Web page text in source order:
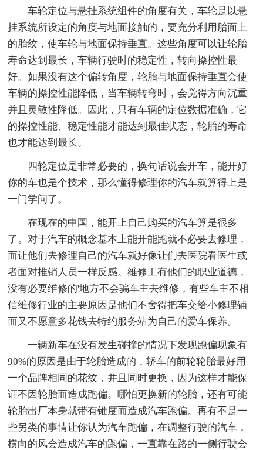
车轮定位与悬挂系统组件的角度有关，车轮是以悬
挂系统所设定的角度与地面接触的，要充分利用胎面上
的胎纹，使车轮与地面保持垂直。这些角度可以让轮胎
寿命达到最长，车辆行驶时的稳定性，转向操控性最
好。如果没有这个偏转角度，轮胎与地面保持垂直会使
车辆的操控性能降低，当车辆转弯时，会觉得方向沉重
并且灵敏性降低。因此，只有车辆的定位数据准确，它
的操控性能、稳定性能才能达到最佳状态，轮胎的寿命
也才能达到最长。
四轮定位是非常必要的，换句话说会开车，能开好
你的车也是个技术，那么懂得修理你的汽车就算得上是
一门学问了。
在现在的中国，能开上自己购买的汽车算是很多
了。对于汽车的概念基本上能开能跑就不必要去修理，
而让他们去修理自己的汽车就好像让们去医院看医生或
者面对推销人员一样反感。维修工有他们的职业道德，
没有必要维修的'地方不会骗车主去维修，有些车主不相
信维修行业的主要原因是他们不舍得把车交给小修理铺
而又不愿意多花钱去特约服务站为自己的爱车保养。
一辆新车在没有发生碰撞的情况下发现跑偏现象有
90%的原因是由于轮胎造成的，轿车的前轮轮胎最好用
一个品牌相同的花纹，并且同时更换，因为这样才能保
证不因轮胎而造成跑偏。哪怕更换新的轮胎，还有可能
轮胎出厂本身就带有锥度而造成汽车跑偏。再有不是一
些另类的事情让你认为汽车跑偏，在调整行驶的汽车，
横向的风会造成汽车的跑偏，一直靠在路的一侧行驶会